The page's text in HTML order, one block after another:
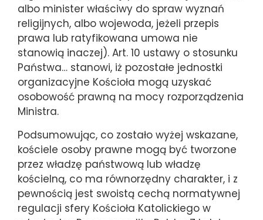
albo minister właściwy do spraw wyznań
religijnych, albo wojewoda, jeżeli przepis
prawa lub ratyfikowana umowa nie
stanowią inaczej). Art. 10 ustawy o stosunku
Państwa… stanowi, iż pozostałe jednostki
organizacyjne Kościoła mogą uzyskać
osobowość prawną na mocy rozporządzenia
Ministra.
Podsumowując, co zostało wyżej wskazane,
kościele osoby prawne mogą być tworzone
przez władzę państwową lub władzę
kościelną, co ma równorzędny charakter, i z
pewnością jest swoistą cechą normatywnej
regulacji sfery Kościoła Katolickiego w